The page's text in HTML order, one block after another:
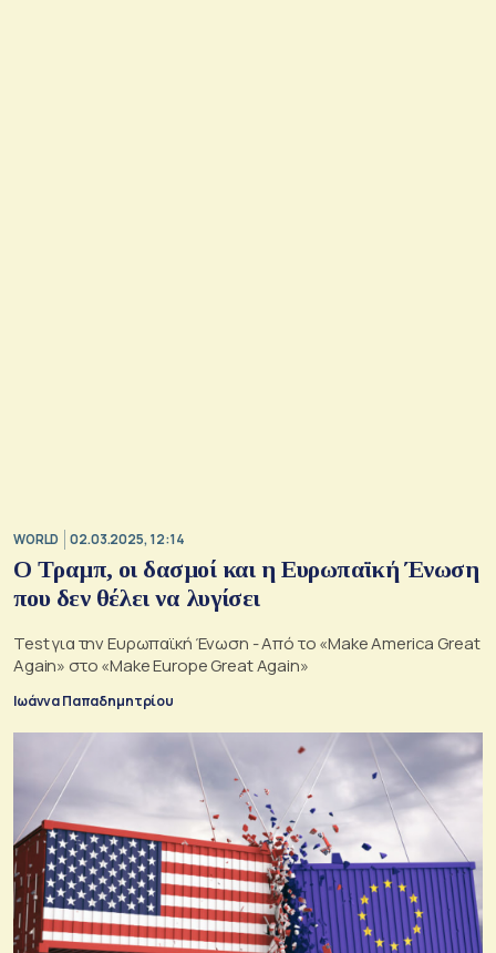
WORLD 02.03.2025, 12:14
Ο Τραμπ, οι δασμοί και η Ευρωπαϊκή Ένωση
που δεν θέλει να λυγίσει
Test για την Ευρωπαϊκή Ένωση - Από το «Make America Great
Again» στο «Make Europe Great Again»
Ιωάννα Παπαδημητρίου